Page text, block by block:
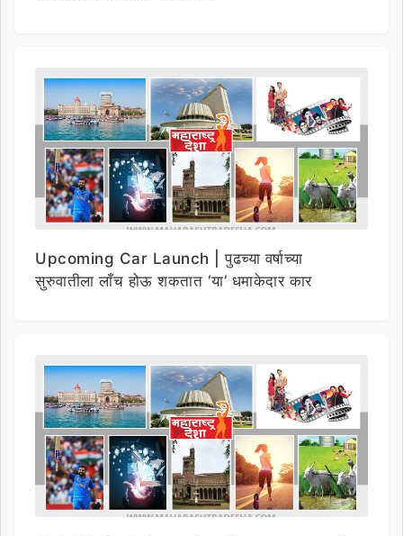
Upcoming Car Launch | पुढच्या वर्षाच्या
सुरुवातीला लाँच होऊ शकतात ‘या’ धमाकेदार कार